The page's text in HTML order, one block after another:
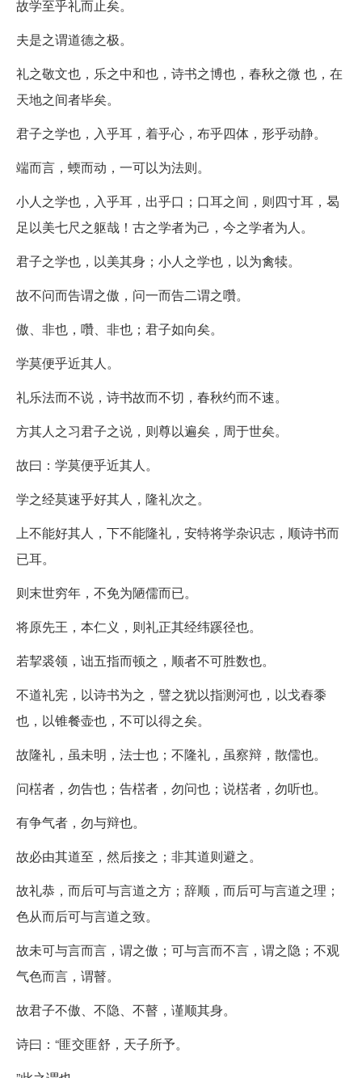
故学至乎礼而止矣。
夫是之谓道德之极。
礼之敬文也，乐之中和也，诗书之博也，春秋之微 也，在
天地之间者毕矣。
君子之学也，入乎耳，着乎心，布乎四体，形乎动静。
端而言，蝡而动，一可以为法则。
小人之学也，入乎耳，出乎口；口耳之间，则四寸耳，曷
足以美七尺之躯哉！古之学者为己，今之学者为人。
君子之学也，以美其身；小人之学也，以为禽犊。
故不问而告谓之傲，问一而告二谓之囋。
傲、非也，囋、非也；君子如向矣。
学莫便乎近其人。
礼乐法而不说，诗书故而不切，春秋约而不速。
方其人之习君子之说，则尊以遍矣，周于世矣。
故曰：学莫便乎近其人。
学之经莫速乎好其人，隆礼次之。
上不能好其人，下不能隆礼，安特将学杂识志，顺诗书而
已耳。
则末世穷年，不免为陋儒而已。
将原先王，本仁义，则礼正其经纬蹊径也。
若挈裘领，诎五指而顿之，顺者不可胜数也。
不道礼宪，以诗书为之，譬之犹以指测河也，以戈舂黍
也，以锥餐壶也，不可以得之矣。
故隆礼，虽未明，法士也；不隆礼，虽察辩，散儒也。
问楛者，勿告也；告楛者，勿问也；说楛者，勿听也。
有争气者，勿与辩也。
故必由其道至，然后接之；非其道则避之。
故礼恭，而后可与言道之方；辞顺，而后可与言道之理；
色从而后可与言道之致。
故未可与言而言，谓之傲；可与言而不言，谓之隐；不观
气色而言，谓瞽。
故君子不傲、不隐、不瞽，谨顺其身。
诗曰：“匪交匪舒，天子所予。